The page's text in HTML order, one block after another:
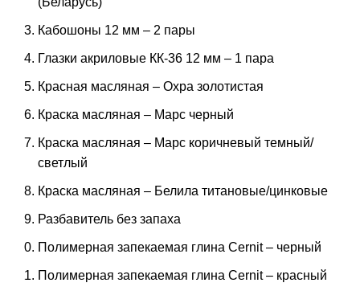
Кабошоны 12 мм – 2 пары
Глазки акриловые КК-36 12 мм – 1 пара
Красная масляная – Охра золотистая
Краска масляная – Марс черный
Краска масляная – Марс коричневый темный/
светлый
Краска масляная – Белила титановые/цинковые
Разбавитель без запаха
Полимерная запекаемая глина Cernit – черный
Полимерная запекаемая глина Cernit – красный